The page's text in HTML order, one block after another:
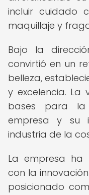
incluir cuidado
maquillaje y
Bajo la
convirtió en un
belleza,
y excelencia. La
bases para
empresa y su
industria de la
La empresa ha
con la
posicionado